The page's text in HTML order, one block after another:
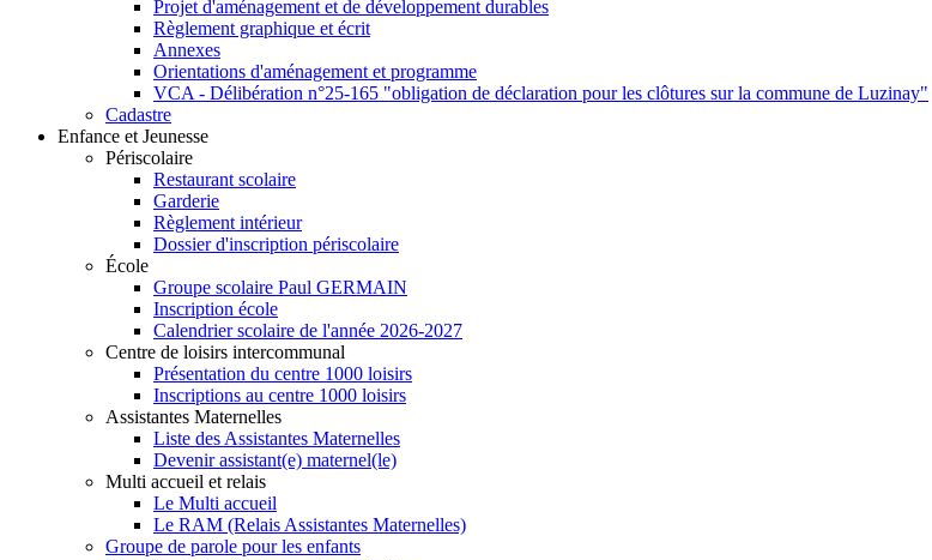
Projet d'aménagement et de développement durables
Règlement graphique et écrit
Annexes
Orientations d'aménagement et programme
VCA - Délibération n°25-165 "obligation de déclaration pour les clôtures sur la commune de Luzinay"
Cadastre
Enfance et Jeunesse
Périscolaire
Restaurant scolaire
Garderie
Règlement intérieur
Dossier d'inscription périscolaire
École
Groupe scolaire Paul GERMAIN
Inscription école
Calendrier scolaire de l'année 2026-2027
Centre de loisirs intercommunal
Présentation du centre 1000 loisirs
Inscriptions au centre 1000 loisirs
Assistantes Maternelles
Liste des Assistantes Maternelles
Devenir assistant(e) maternel(le)
Multi accueil et relais
Le Multi accueil
Le RAM (Relais Assistantes Maternelles)
Groupe de parole pour les enfants